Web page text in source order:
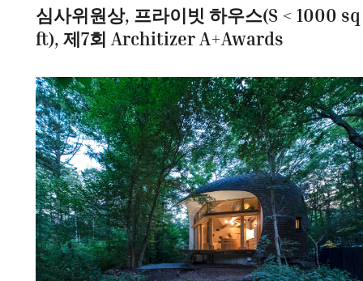
심사위원상, 프라이빗 하우스(S < 1000 sq
ft), 제7회 Architizer A+Awards